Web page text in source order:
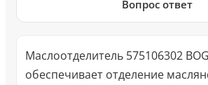
Вопрос ответ
Маслоотделитель 575106302
обеспечивает отделение